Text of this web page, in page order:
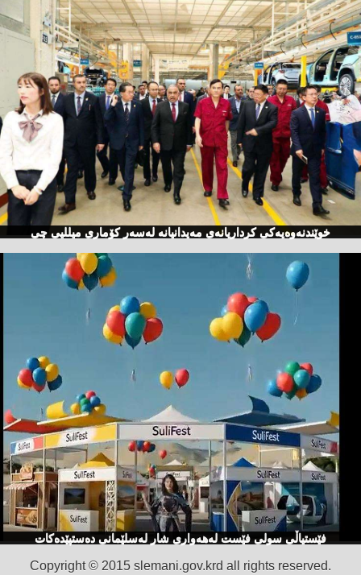
خوێندنەوەیەكی كرداریانەی مەیدانیانە لەسەر كۆماری میللیی چی
فێستیاڵی سولی فێست لەهەواری شار لەسلێمانی دەستپێدەكات
Copyright © 2015 slemani.gov.krd all rights reserved.